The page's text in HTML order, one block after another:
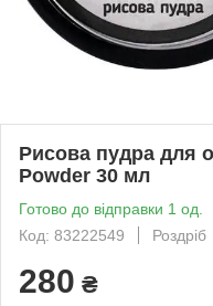
Рисова пудра для
Powder 30 мл
Готово до відправки 1 од.
Код: 83222549
Роздріб
280 ₴